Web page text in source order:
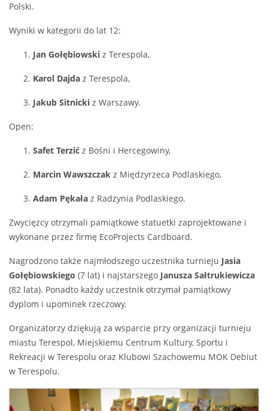
Polski.
Wyniki w kategorii do lat 12:
Jan Gołębiowski z Terespola,
Karol Dajda z Terespola,
Jakub Sitnicki z Warszawy.
Open:
Safet Terzić z Bośni i Hercegowiny,
Marcin Wawszczak z Międzyrzeca Podlaskiego,
Adam Pękała z Radzynia Podlaskiego.
Zwycięzcy otrzymali pamiątkowe statuetki zaprojektowane i
wykonane przez firmę EcoProjects Cardboard.
Nagrodzono także najmłodszego uczestnika turnieju Jasia
Gołębiowskiego (7 lat) i najstarszego Janusza Sałtrukiewicza
(82 lata). Ponadto każdy uczestnik otrzymał pamiątkowy
dyplom i upominek rzeczowy.
Organizatorzy dziękują za wsparcie przy organizacji turnieju
miastu Terespol, Miejskiemu Centrum Kultury, Sportu i
Rekreacji w Terespolu oraz Klubowi Szachowemu MOK Debiut
w Terespolu.